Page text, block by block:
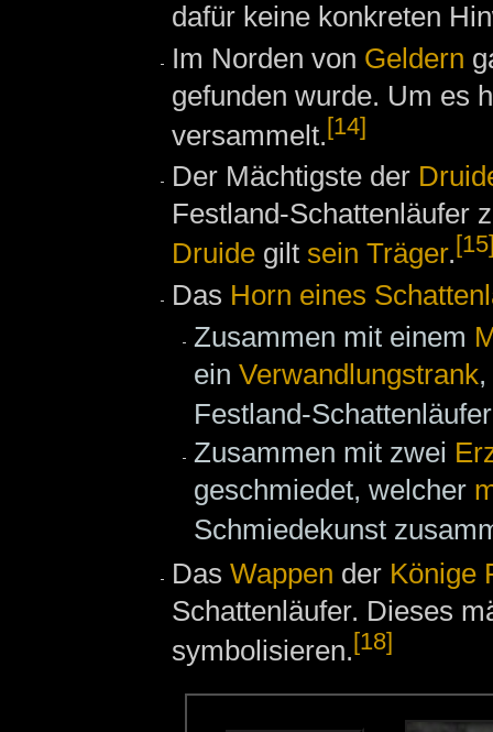
dafür keine konkreten
Im Norden von Geldern
gefunden wurde. Um es
versammelt.[14]
Der Mächtigste der
Festland-Schattenläufer
Druide gilt sein Träger.
Das Horn eines
Zusammen mit einem
einVerwandlungstrank
Festland-
Zusammen mit zwei
geschmiedet, welcher
Schmiedekunst
Das Wappen der Könige
Schattenläufer. Dieses
symbolisieren.[18]